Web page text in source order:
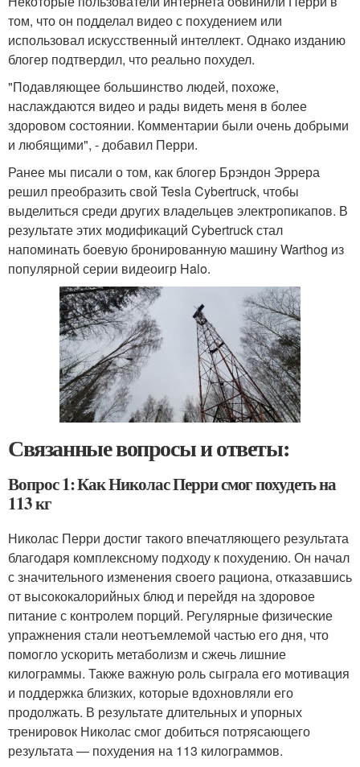
том, что он подделал видео с похудением или
использовал искусственный интеллект. Однако изданию
блогер подтвердил, что реально похудел.
"Подавляющее большинство людей, похоже,
наслаждаются видео и рады видеть меня в более
здоровом состоянии. Комментарии были очень добрыми
и любящими", - добавил Перри.
Ранее мы писали о том, как блогер Брэндон Эррера
решил преобразить свой Tesla Cybertruck, чтобы
выделиться среди других владельцев электропикапов. В
результате этих модификаций Cybertruck стал
напоминать боевую бронированную машину Warthog из
популярной серии видеоигр Halo.
Связанные вопросы и ответы:
Вопрос 1: Как Николас Перри смог похудеть на
113 кг
Николас Перри достиг такого впечатляющего результата
благодаря комплексному подходу к похудению. Он начал
с значительного изменения своего рациона, отказавшись
от высококалорийных блюд и перейдя на здоровое
питание с контролем порций. Регулярные физические
упражнения стали неотъемлемой частью его дня, что
помогло ускорить метаболизм и сжечь лишние
килограммы. Также важную роль сыграла его мотивация
и поддержка близких, которые вдохновляли его
продолжать. В результате длительных и упорных
тренировок Николас смог добиться потрясающего
результата — похудения на 113 килограммов.